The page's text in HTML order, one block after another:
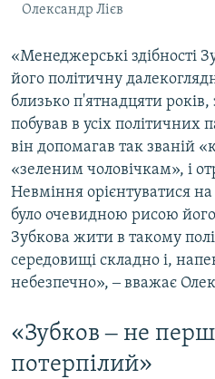
Олександр Лієв
«Менеджерські здібності
його політичну
близько п'ятнадцяти років,
побував в усіх політичних
він допомагав так званій
«зеленим чоловічкам», і
Невміння орієнтуватися
було очевидною рисою
Зубкова жити в такому
середовищі складно і,
небезпечно», ‒ вважає
«Зубков ‒ не
потерпілий»